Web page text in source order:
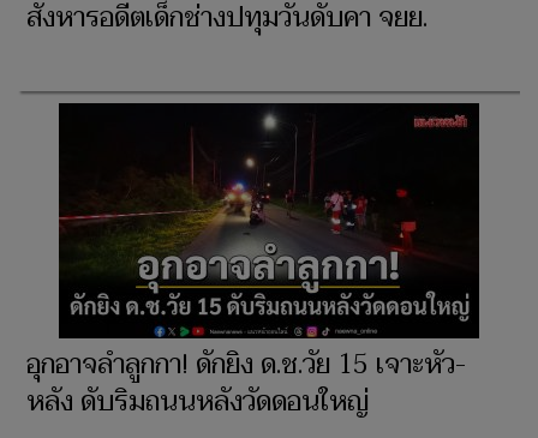
สังหารอดีตเด็กช่างปทุมวันดับคา จยย.
อุกอาจลำลูกกา! ดักยิง ด.ช.วัย 15 เจาะหัว-
หลัง ดับริมถนนหลังวัดดอนใหญ่